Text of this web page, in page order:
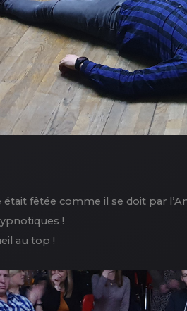
était fêtée comme il se doit par
!
au top !